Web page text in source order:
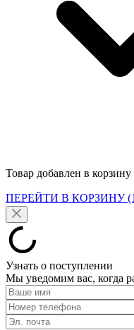
Товар добавлен в корзину
ПЕРЕЙТИ В КОРЗИНУ
Узнать о поступлении
Мы уведомим вас, когда